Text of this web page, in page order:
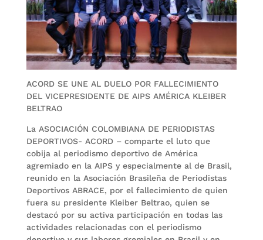
ACORD SE UNE AL DUELO POR FALLECIMIENTO
DEL VICEPRESIDENTE DE AIPS AMÉRICA KLEIBER
BELTRAO
La ASOCIACIÓN COLOMBIANA DE PERIODISTAS
DEPORTIVOS- ACORD – comparte el luto que
cobija al periodismo deportivo de América
agremiado en la AIPS y especialmente al de Brasil,
reunido en la Asociación Brasileña de Periodistas
Deportivos ABRACE, por el fallecimiento de quien
fuera su presidente Kleiber Beltrao, quien se
destacó por su activa participación en todas las
actividades relacionadas con el periodismo